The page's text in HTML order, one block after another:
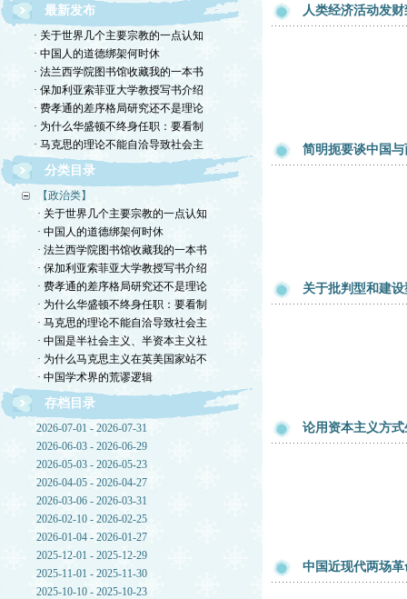
最新发布
· 关于世界几个主要宗教的一点认知
· 中国人的道德绑架何时休
· 法兰西学院图书馆收藏我的一本书
· 保加利亚索菲亚大学教授写书介绍
· 费孝通的差序格局研究还不是理论
· 为什么华盛顿不终身任职：要看制
· 马克思的理论不能自洽导致社会主
分类目录
【政治类】
· 关于世界几个主要宗教的一点认知
· 中国人的道德绑架何时休
· 法兰西学院图书馆收藏我的一本书
· 保加利亚索菲亚大学教授写书介绍
· 费孝通的差序格局研究还不是理论
· 为什么华盛顿不终身任职：要看制
· 马克思的理论不能自洽导致社会主
· 中国是半社会主义、半资本主义社
· 为什么马克思主义在英美国家站不
· 中国学术界的荒谬逻辑
存档目录
2026-07-01 - 2026-07-31
2026-06-03 - 2026-06-29
2026-05-03 - 2026-05-23
2026-04-05 - 2026-04-27
2026-03-06 - 2026-03-31
2026-02-10 - 2026-02-25
2026-01-04 - 2026-01-27
2025-12-01 - 2025-12-29
2025-11-01 - 2025-11-30
2025-10-10 - 2025-10-23
人类经济活动发
简明扼要谈中国
关于批判型和建
论用资本主义方
中国近现代两场